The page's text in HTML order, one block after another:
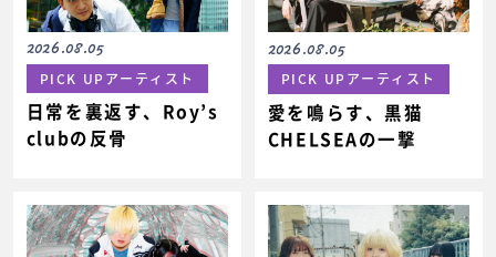
2026.08.05
PICK UPアーティスト
日常を裏返す、Roy’s
clubの反骨
2026.08.05
PICK UPアーティスト
愛を鳴らす、黒猫
CHELSEAの一撃